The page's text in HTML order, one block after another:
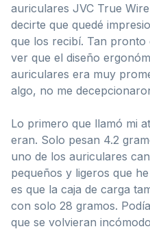
auriculares JVC True
decirte que quedé
que los recibí. Tan
ver que el diseño
auriculares era muy
algo, no me
Lo primero que llamó mi
eran. Solo pesan 4.2
uno de los auriculares
pequeños y ligeros que
es que la caja de carga
con solo 28 gramos.
que se volvieran